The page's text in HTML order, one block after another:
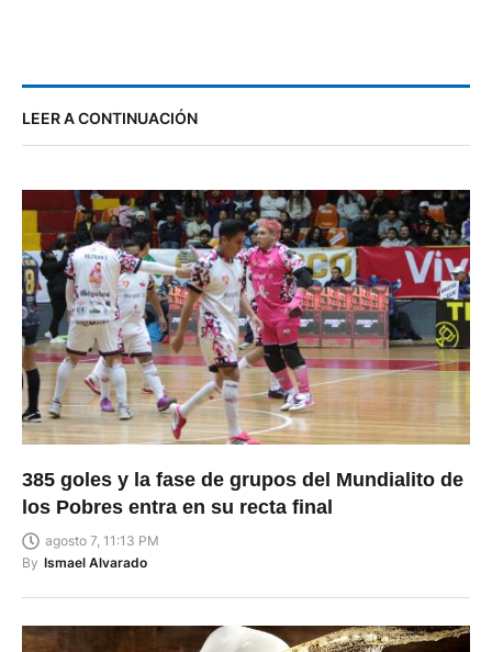
LEER A CONTINUACIÓN
385 goles y la fase de grupos del Mundialito de
los Pobres entra en su recta final
agosto 7, 11:13 PM
By Ismael Alvarado